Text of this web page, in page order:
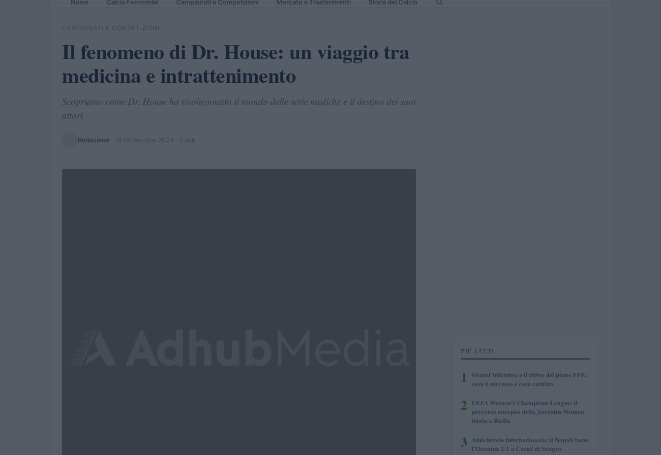
News Calcio Femminile Campionati e Competizioni Mercato e Trasferimenti Storia del Calcio
CAMPIONATI E COMPETIZIONI
Il fenomeno di Dr. House: un viaggio tra
medicina e intrattenimento
Scopriamo come Dr. House ha rivoluzionato il mondo delle serie mediche e il destino dei suoi
attori.
Redazione 18 Novembre 2024 · 2 min
PIÙ LETTI
1
Gianni Infantino e il ritiro del piano FFE:
cosa è successo e cosa cambia
2 UEFA Women’s Champions League: il
percorso europeo della Juventus Women
inizia a Biella
3 Amichevole internazionale: il Napoli batte
l’Osasuna 2-1 a Castel di Sangro